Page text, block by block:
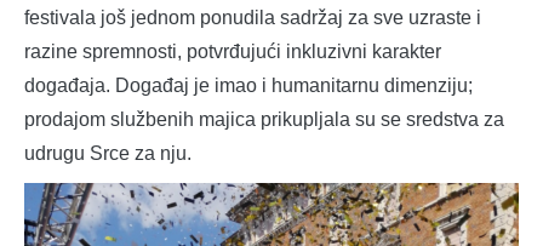
festivala još jednom ponudila sadržaj za sve uzraste i
razine spremnosti, potvrđujući inkluzivni karakter
događaja. Događaj je imao i humanitarnu dimenziju;
prodajom službenih majica prikupljala su se sredstva za
udrugu Srce za nju.